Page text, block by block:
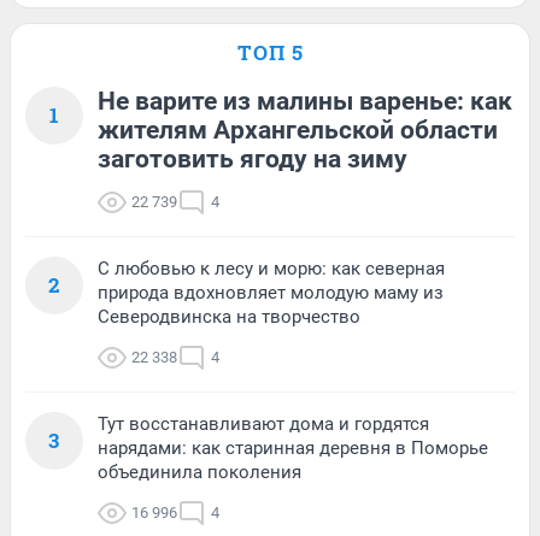
ТОП 5
1
Не варите из малины варенье: как
жителям Архангельской области
заготовить ягоду на зиму
22 739 4
2
С любовью к лесу и морю: как северная
природа вдохновляет молодую маму из
Северодвинска на творчество
22 338 4
3
Тут восстанавливают дома и гордятся
нарядами: как старинная деревня в Поморье
объединила поколения
16 996 4